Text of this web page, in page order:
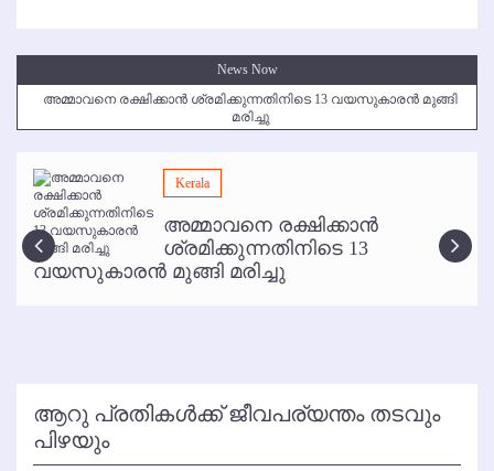
News Now
അമ്മാവനെ രക്ഷിക്കാന്‍ ശ്രമിക്കുന്നതിനിടെ 13 വയസുകാരന്‍ മുങ്ങി
മരിച്ചു
മമ്പുറം ആണ്ടു നേര്‍ച്ച ജൂണ്‍ 17 മുതല്‍
ഇനി രമേശ് പിഷാരടി സ്റ്റേജ് ഷോകള്‍ക്ക് ഇല്ല
കോഴിക്കോട് വിമാനത്താവളത്തില്‍ അനധികൃത പാര്‍ക്കിംഗ് പിരിവ് :
പരാതി തള്ളി
Kerala
അമ്മാവനെ രക്ഷിക്കാന്‍
ശ്രമിക്കുന്നതിനിടെ 13
വയസുകാരന്‍ മുങ്ങി മരിച്ചു
ആറു പ്രതികള്‍ക്ക് ജീവപര്യന്തം തടവും
പിഴയും